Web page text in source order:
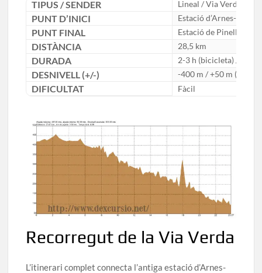
TIPUS / SENDER Lineal / Via Verda
PUNT D’INICI Estació d’Arnes-Lledó
PUNT FINAL Estació de Pinell de
DISTÀNCIA 28,5 km
DURADA 2-3 h (bicicleta) / 6-7 h
DESNIVELL (+/-) -400 m / +50 m (aprox.)
DIFICULTAT Fàcil
Recorregut de la Via Verda
L’itinerari complet connecta l’antiga estació d’Arnes-